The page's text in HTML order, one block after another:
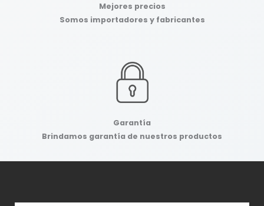
Mejores precios
Somos importadores y fabricantes
Garantía
Brindamos garantía de nuestros productos